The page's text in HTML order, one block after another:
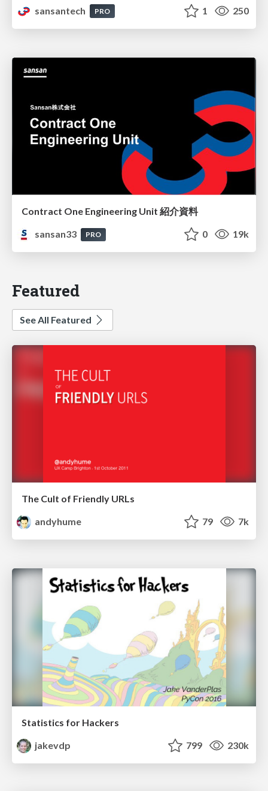
sansantech
PRO 1 250
Contract One Engineering Unit 紹介資料
sansan33
PRO 0 19k
Featured
See All Featured
The Cult of Friendly URLs
andyhume
79 7k
Statistics for Hackers
jakevdp
799 230k